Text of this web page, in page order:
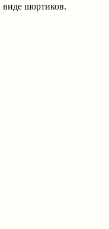
шортиков.